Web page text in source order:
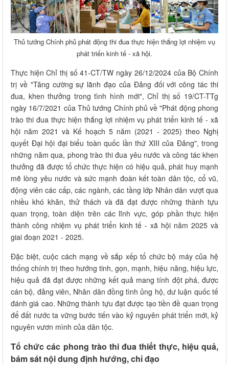
Thủ tướng Chính phủ phát động thi đua thực hiện thắng lợi nhiệm vụ
phát triển kinh tế - xã hội.
Thực hiện Chỉ thị số 41-CT/TW ngày 26/12/2024 của Bộ Chính
trị về "Tăng cường sự lãnh đạo của Đảng đối với công tác thi
đua, khen thưởng trong tình hình mới", Chỉ thị số 19/CT-TTg
ngày 16/7/2021 của Thủ tướng Chính phủ về "Phát động phong
trào thi đua thực hiện thắng lợi nhiệm vụ phát triển kinh tế - xã
hội năm 2021 và Kế hoạch 5 năm (2021 - 2025) theo Nghị
quyết Đại hội đại biểu toàn quốc lần thứ XIII của Đảng", trong
những năm qua, phong trào thi đua yêu nước và công tác khen
thưởng đã được tổ chức thực hiện có hiệu quả, phát huy mạnh
mẽ lòng yêu nước và sức mạnh đoàn kết toàn dân tộc, cổ vũ,
động viên các cấp, các ngành, các tầng lớp Nhân dân vượt qua
nhiều khó khăn, thử thách và đã đạt được những thành tựu
quan trọng, toàn diện trên các lĩnh vực, góp phần thực hiện
thành công nhiệm vụ phát triển kinh tế - xã hội năm 2025 và
giai đoạn 2021 - 2025.
Đặc biệt, cuộc cách mạng về sắp xếp tổ chức bộ máy của hệ
thống chính trị theo hướng tinh, gọn, mạnh, hiệu năng, hiệu lực,
hiệu quả đã đạt được những kết quả mang tính đột phá, được
cán bộ, đảng viên, Nhân dân đồng tình ủng hộ, dư luận quốc tế
đánh giá cao. Những thành tựu đạt được tạo tiền đề quan trọng
để đất nước ta vững bước tiến vào kỷ nguyên phát triển mới, kỷ
nguyên vươn mình của dân tộc.
Tổ chức các phong trào thi đua thiết thực, hiệu quả,
bám sát nội dung định hướng, chỉ đạo